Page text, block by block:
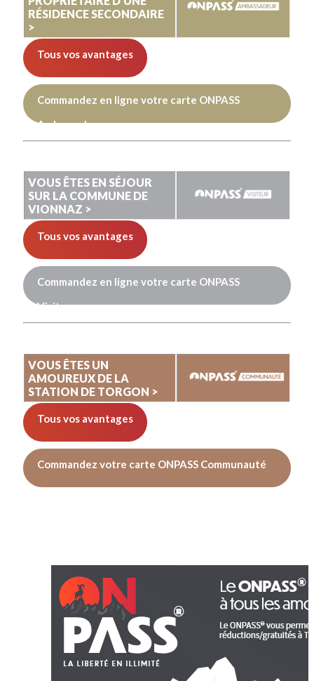
RÉSIDENCE SECONDAIRE
>
Tous vos avantages
Commandez en ligne votre carte ONPASS
Ambassadeur
VOUS ÊTES EN SÉJOUR
SUR LA COMMUNE DE
VIONNAZ >
Tous vos avantages
Commandez en ligne votre carte ONPASS
Visiteur
VOUS ÊTES UN
AMOUREUX DE LA
STATION DE TORGON >
Tous vos avantages
Commandez votre carte ONPASS Communauté